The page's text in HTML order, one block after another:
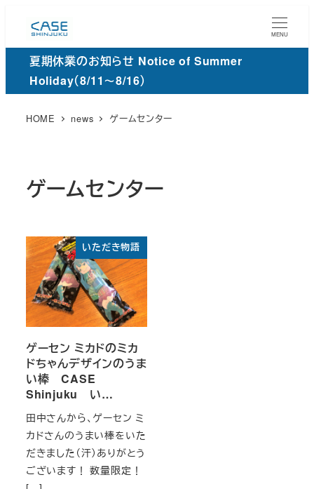
ン
MENU
夏期休業のお知らせ Notice of Summer
Holiday（8/11～8/16）
HOME news ゲームセンター
ゲームセンター
いただき物語
ゲーセン ミカドのミカ
ドちゃんデザインのうま
い棒 CASE
Shinjuku い…
田中さんから、ゲーセン ミ
カドさんのうまい棒をいた
だきました（汗）ありがとう
ございます！ 数量限定！